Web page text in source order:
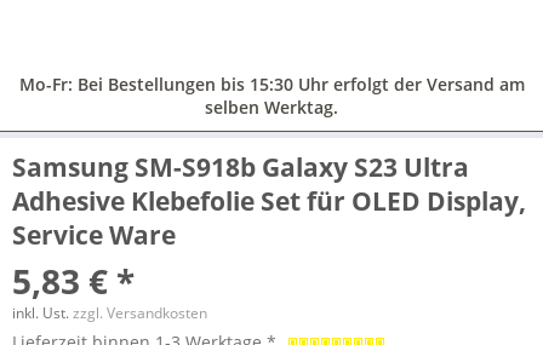
Mo-Fr: Bei Bestellungen bis 15:30 Uhr erfolgt der Versand am
selben Werktag.
Samsung SM-S918b Galaxy S23 Ultra
Adhesive Klebefolie Set für OLED Display,
Service Ware
5,83 € *
inkl. Ust.zzgl. Versandkosten